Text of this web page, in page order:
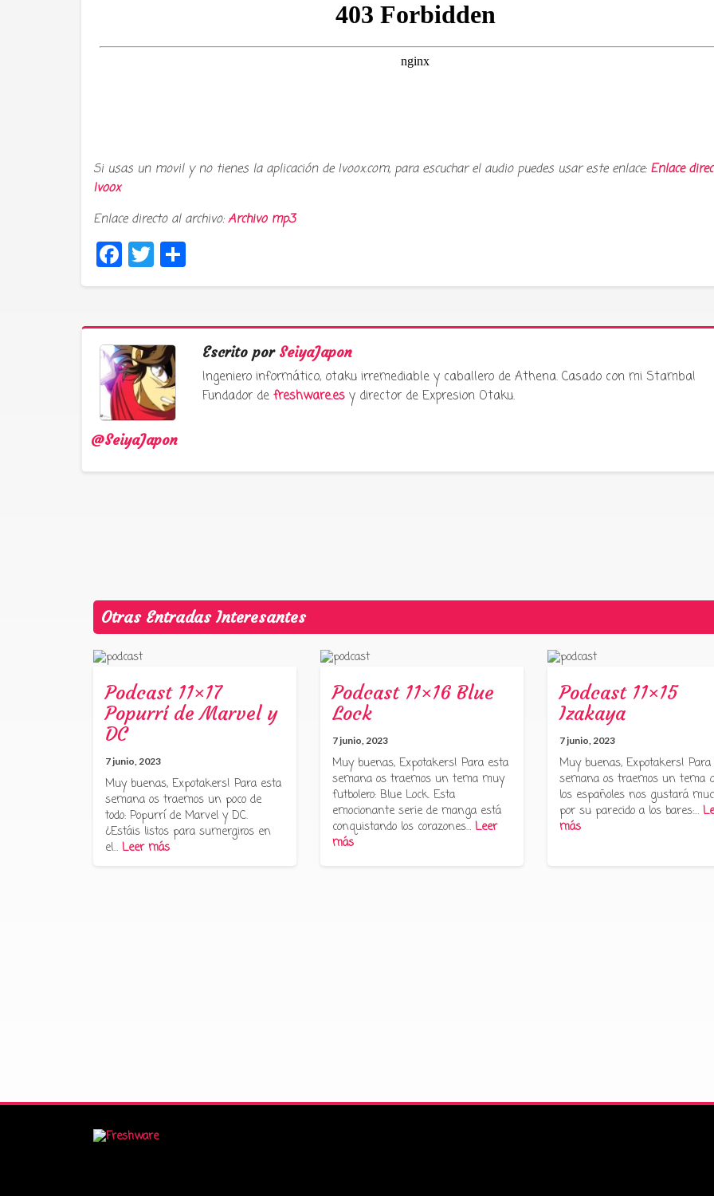
Si usas un movil y no tienes la aplicación de Ivoox.com, para escuchar el audio puedes usar este enlace: Enlace
Ivoox
Enlace directo al archivo:Archivo mp3
Facebook
Twitter
@SeiyaJapon
Escrito por SeiyaJapon
Ingeniero informático, otaku irremediable y caballero de Athena. Casado con mi Stamba!
Fundador de freshware.esy director de Expresion Otaku.
Otras Entradas Interesantes
Podcast 11×17
Popurrí de Marvel y
DC
7 junio, 2023
Muy buenas, Expotakers! Para esta
semana os traemos un poco de
todo: Popurrí de Marvel y DC.
¿Estáis listos para sumergiros en
el… Leer más
Podcast 11×16 Blue
Lock
7 junio, 2023
Muy buenas, Expotakers! Para esta
semana os traemos un tema muy
futbolero: Blue Lock. Esta
emocionante serie de manga está
conquistando los corazones… Leer
más
Podcast 11×15
Izakaya
7 junio, 2023
Muy buenas, Expotakers!
semana os traemos un tema
los españoles nos gustará
por su parecido a los bares:…
más